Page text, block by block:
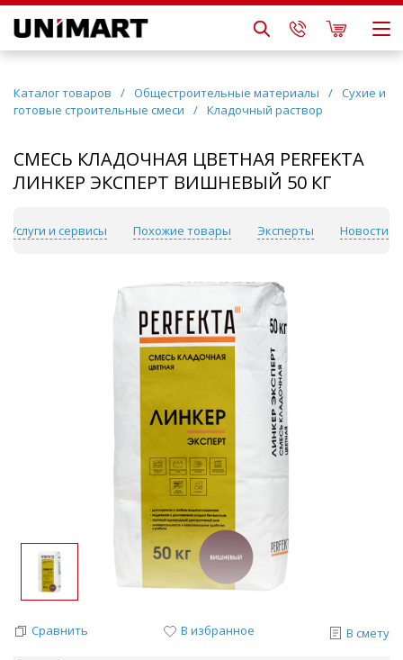
Каталог товаров / Общестроительные материалы / Сухие и
готовые строительные смеси
/ Кладочный раствор
СМЕСЬ КЛАДОЧНАЯ ЦВЕТНАЯ PERFEKTA
ЛИНКЕР ЭКСПЕРТ ВИШНЕВЫЙ 50 КГ
Услуги и сервисы Похожие товары Эксперты Новости
Сравнить В избранное В смету